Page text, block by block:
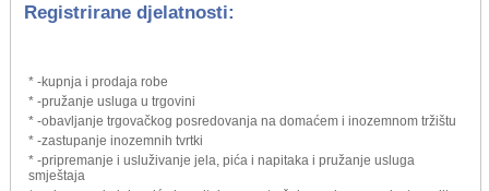
Registrirane djelatnosti:
* -kupnja i prodaja robe
* -pružanje usluga u trgovini
* -obavljanje trgovačkog posredovanja na domaćem i inozemnom tržištu
* -zastupanje inozemnih tvrtki
* -pripremanje i usluživanje jela, pića i napitaka i pružanje usluga
smještaja